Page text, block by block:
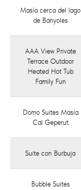
Masía cerca del lago
de Banyoles
AAA View Private
Terrace Outdoor
Heated Hot Tub
Family Fun
Domo Suites Masía
Cal Geperut
Suite con Burbuja
Bubble Suites